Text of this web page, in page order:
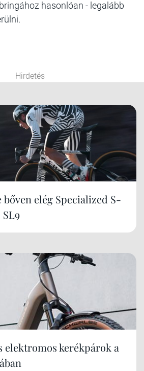
hasonlóan - legalább
Hirdetés
bőven elég Specialized S-
elektromos kerékpárok a